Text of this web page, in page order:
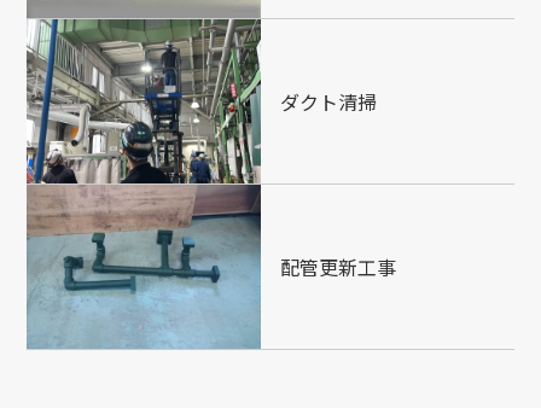
ダクト清掃
配管更新工事